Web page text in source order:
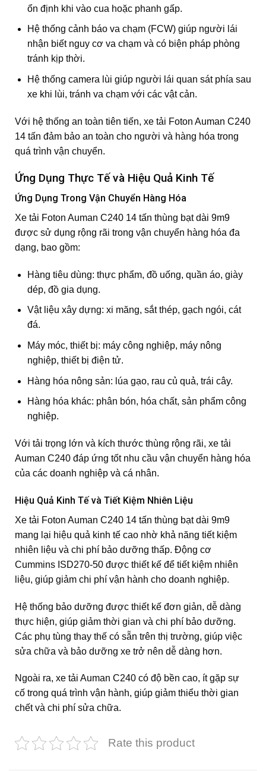
ổn định khi vào cua hoặc phanh gấp.
Hệ thống cảnh báo va chạm (FCW) giúp người lái
nhận biết nguy cơ va chạm và có biện pháp phòng
tránh kịp thời.
Hệ thống camera lùi giúp người lái quan sát phía sau
xe khi lùi, tránh va chạm với các vật cản.
Với hệ thống an toàn tiên tiến, xe tải Foton Auman C240
14 tấn đảm bảo an toàn cho người và hàng hóa trong
quá trình vận chuyển.
Ứng Dụng Thực Tế và Hiệu Quả Kinh Tế
Ứng Dụng Trong Vận Chuyển Hàng Hóa
Xe tải Foton Auman C240 14 tấn thùng bạt dài 9m9
được sử dụng rộng rãi trong vận chuyển hàng hóa đa
dạng, bao gồm:
Hàng tiêu dùng: thực phẩm, đồ uống, quần áo, giày
dép, đồ gia dụng.
Vật liệu xây dựng: xi măng, sắt thép, gạch ngói, cát
đá.
Máy móc, thiết bị: máy công nghiệp, máy nông
nghiệp, thiết bị điện tử.
Hàng hóa nông sản: lúa gạo, rau củ quả, trái cây.
Hàng hóa khác: phân bón, hóa chất, sản phẩm công
nghiệp.
Với tải trọng lớn và kích thước thùng rộng rãi, xe tải
Auman C240 đáp ứng tốt nhu cầu vận chuyển hàng hóa
của các doanh nghiệp và cá nhân.
Hiệu Quả Kinh Tế và Tiết Kiệm Nhiên Liệu
Xe tải Foton Auman C240 14 tấn thùng bạt dài 9m9
mang lại hiệu quả kinh tế cao nhờ khả năng tiết kiệm
nhiên liệu và chi phí bảo dưỡng thấp. Động cơ
Cummins ISD270-50 được thiết kế để tiết kiệm nhiên
liệu, giúp giảm chi phí vận hành cho doanh nghiệp.
Hệ thống bảo dưỡng được thiết kế đơn giản, dễ dàng
thực hiện, giúp giảm thời gian và chi phí bảo dưỡng.
Các phụ tùng thay thế có sẵn trên thị trường, giúp việc
sửa chữa và bảo dưỡng xe trở nên dễ dàng hơn.
Ngoài ra, xe tải Auman C240 có độ bền cao, ít gặp sự
cố trong quá trình vận hành, giúp giảm thiểu thời gian
chết và chi phí sửa chữa.
Rate this product